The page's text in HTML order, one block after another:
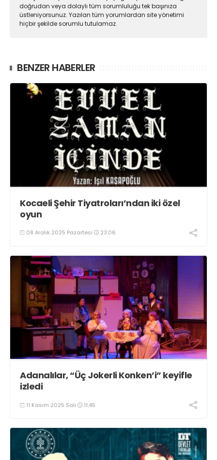
doğrudan veya dolaylı tüm sorumluluğu tek başınıza
üstleniyorsunuz. Yazılan tüm yorumlardan site yönetimi
hiçbir şekilde sorumlu tutulamaz.
BENZER HABERLER
Kocaeli Şehir Tiyatroları’ndan iki özel
oyun
08 Aralık 2025 Pazartesi 23:06
Adanalılar, “Üç Jokerli Konken’i” keyifle
izledi
11 Kasım 2025 Salı 11:45